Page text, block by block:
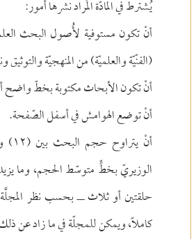
يُشترط في المادّة المُراد نشرها أُمور:
أنْ تكون مستوفية لأُصول البحث
(الفنّيّة والعلميّة) من المنهجيّة والتوثيق
أنْ تكون الأبحاث مكتوبة بخطّ
أنْ توضع الهوامش في أسفل الصّفحة.
الوزيريّ بخطٍّ متوسّط الحجم، وما
حلقتين أو ثلاثــ بحسب نظر
كاملاً، ويمكن للمجلّة في ما زاد عن